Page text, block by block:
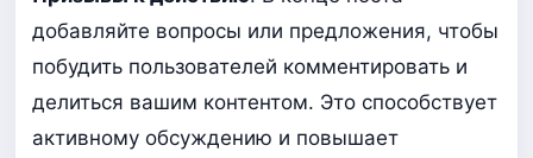
добавляйте вопросы или предложения, чтобы
побудить пользователей комментировать и
делиться вашим контентом. Это способствует
активному обсуждению и повышает